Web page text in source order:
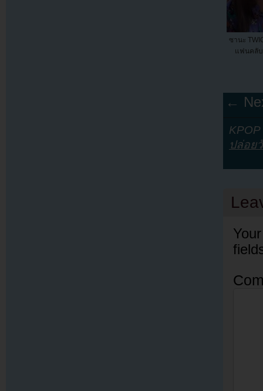
ซานะ
แฟนคลับ
←
ปล่อย